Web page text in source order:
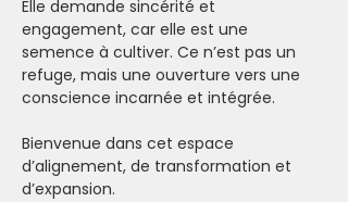
Elle demande sincérité et
engagement, car elle est une
semence à cultiver. Ce n’est pas un
refuge, mais une ouverture vers une
conscience incarnée et intégrée.
Bienvenue dans cet espace
d’alignement, de transformation et
d’expansion.